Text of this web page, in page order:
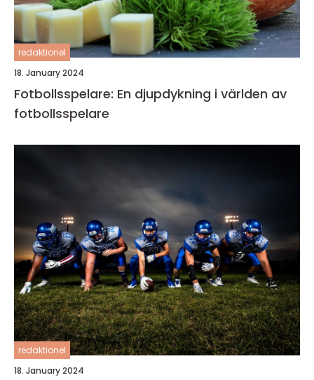
redaktionel
18. January 2024
Fotbollsspelare: En djupdykning i världen av
fotbollsspelare
redaktionel
18. January 2024